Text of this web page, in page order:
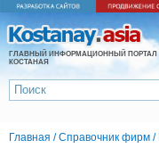
ГЛАВНЫЙ ИНФОРМАЦИОННЫЙ ПОРТАЛ
КОСТАНАЯ
Главная /Справочник фирм /